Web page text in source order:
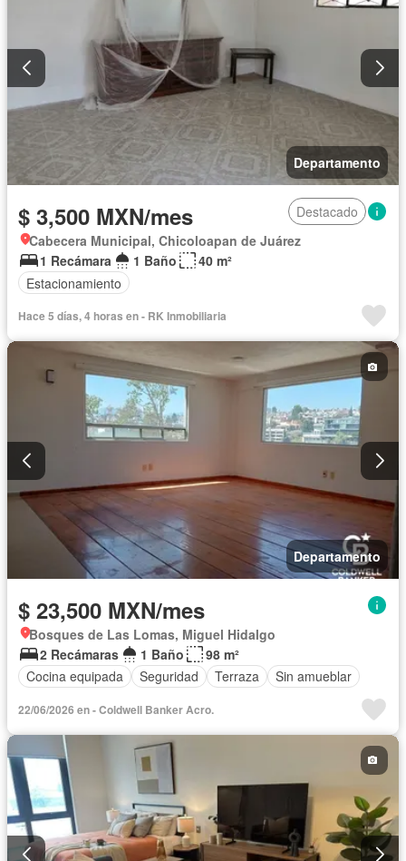
Departamento
$ 3,500 MXN/mes
Destacado
Cabecera Municipal, Chicoloapan de Juárez
1 Recámara
1 Baño
40 m²
Estacionamiento
Hace 5 días, 4 horas en - RK Inmobiliaria
Departamento
$ 23,500 MXN/mes
Bosques de Las Lomas, Miguel Hidalgo
2 Recámaras
1 Baño
98 m²
Cocina equipada
Seguridad Terraza Sin amueblar
22/06/2026 en - Coldwell Banker Acro.